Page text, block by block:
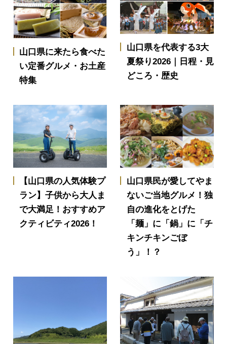
山口県に来たら食べた
い定番グルメ・お土産
特集
山口県を代表する3大
夏祭り2026｜日程・見
どころ・歴史
【山口県の人気体験プ
ラン】子供から大人ま
で大満足！おすすめア
クティビティ2026！
山口県民が愛してやま
ないご当地グルメ！独
自の進化をとげた
「麺」に「鍋」に「チ
キンチキンごぼ
う」！？